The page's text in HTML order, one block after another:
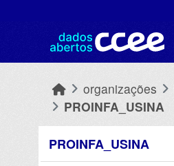
organizações
PROINFA_USINA
PROINFA_USINA